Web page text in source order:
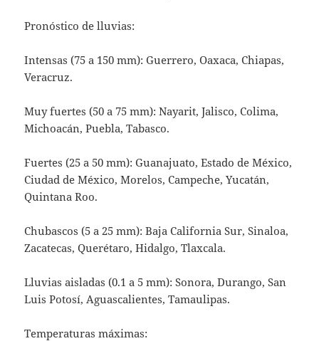
Pronóstico de lluvias:
Intensas (75 a 150 mm): Guerrero, Oaxaca, Chiapas,
Veracruz.
Muy fuertes (50 a 75 mm): Nayarit, Jalisco, Colima,
Michoacán, Puebla, Tabasco.
Fuertes (25 a 50 mm): Guanajuato, Estado de México,
Ciudad de México, Morelos, Campeche, Yucatán,
Quintana Roo.
Chubascos (5 a 25 mm): Baja California Sur, Sinaloa,
Zacatecas, Querétaro, Hidalgo, Tlaxcala.
Lluvias aisladas (0.1 a 5 mm): Sonora, Durango, San
Luis Potosí, Aguascalientes, Tamaulipas.
Temperaturas máximas: